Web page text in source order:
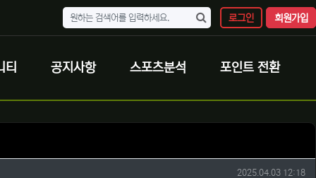
로그인 회원가입
티 공지사항 스포츠분석 포인트 전환
작성일
2025.04.03 12:18